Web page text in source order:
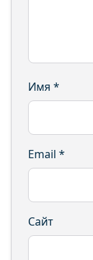
Имя *
Email *
Сайт